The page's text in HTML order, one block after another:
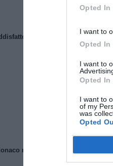
Opted In
I want to
Opted In
I want to
Opted In
I want to
of my
was
Opted
del Manchester United
ridimensiona il Borussia